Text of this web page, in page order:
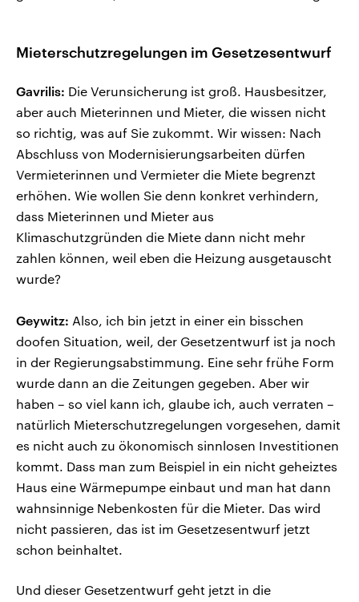
Mieterschutzregelungen im Gesetzesentwurf
Gavrilis: Die Verunsicherung ist groß. Hausbesitzer,
aber auch Mieterinnen und Mieter, die wissen nicht
so richtig, was auf Sie zukommt. Wir wissen: Nach
Abschluss von Modernisierungsarbeiten dürfen
Vermieterinnen und Vermieter die Miete begrenzt
erhöhen. Wie wollen Sie denn konkret verhindern,
dass Mieterinnen und Mieter aus
Klimaschutzgründen die Miete dann nicht mehr
zahlen können, weil eben die Heizung ausgetauscht
wurde?
Geywitz: Also, ich bin jetzt in einer ein bisschen
doofen Situation, weil, der Gesetzentwurf ist ja noch
in der Regierungsabstimmung. Eine sehr frühe Form
wurde dann an die Zeitungen gegeben. Aber wir
haben – so viel kann ich, glaube ich, auch verraten –
natürlich Mieterschutzregelungen vorgesehen, damit
es nicht auch zu ökonomisch sinnlosen Investitionen
kommt. Dass man zum Beispiel in ein nicht geheiztes
Haus eine Wärmepumpe einbaut und man hat dann
wahnsinnige Nebenkosten für die Mieter. Das wird
nicht passieren, das ist im Gesetzesentwurf jetzt
schon beinhaltet.
Und dieser Gesetzentwurf geht jetzt in die